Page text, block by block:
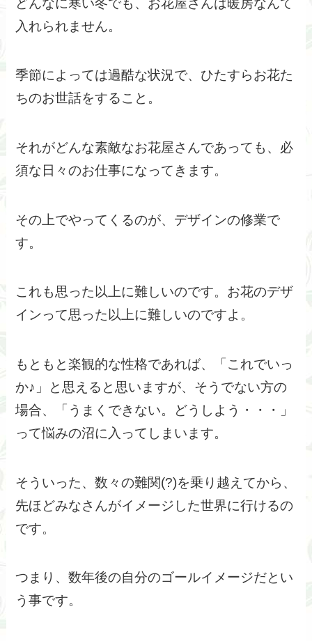
どんなに寒い冬でも、お花屋さんは暖房なんて
入れられません。
季節によっては過酷な状況で、ひたすらお花た
ちのお世話をすること。
それがどんな素敵なお花屋さんであっても、必
須な日々のお仕事になってきます。
その上でやってくるのが、デザインの修業で
す。
これも思った以上に難しいのです。お花のデザ
インって思った以上に難しいのですよ。
もともと楽観的な性格であれば、「これでいっ
か♪」と思えると思いますが、そうでない方の
場合、「うまくできない。どうしよう・・・」
って悩みの沼に入ってしまいます。
そういった、数々の難関(?)を乗り越えてから、
先ほどみなさんがイメージした世界に行けるの
です。
つまり、数年後の自分のゴールイメージだとい
う事です。